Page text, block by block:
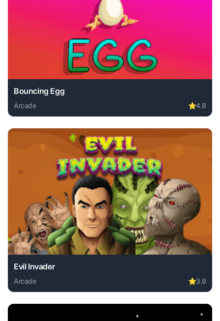
Bouncing Egg
Arcade ⭐4.8
Play Bouncing Egg online free. arcade game, no
Evil Invader
Arcade ⭐3.9
Play Evil Invader online free. arcade game, no download